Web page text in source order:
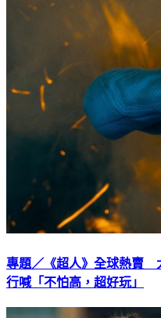
行喊「不怕高，超好玩」